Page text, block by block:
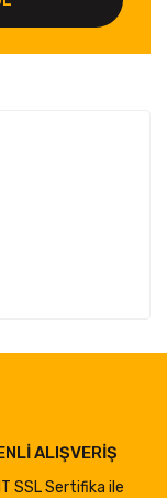
ALIŞVERİŞ
SSL Sertifika ile